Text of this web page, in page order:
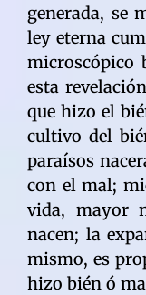
generada, se
ley eterna
microscópico
esta
que hizo el
cultivo del
paraísos
con el mal;
vida, mayor
nacen; la
mismo, es
hizo bién ó